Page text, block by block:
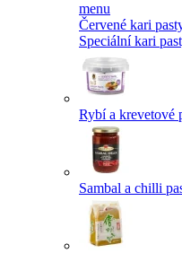
menu
Červené kari
Speciální kari
Rybí a krevetové
Sambal a chilli